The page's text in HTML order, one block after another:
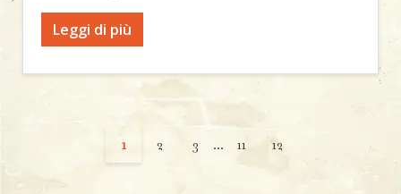
Leggi di più
1 2 3 ... 11 12